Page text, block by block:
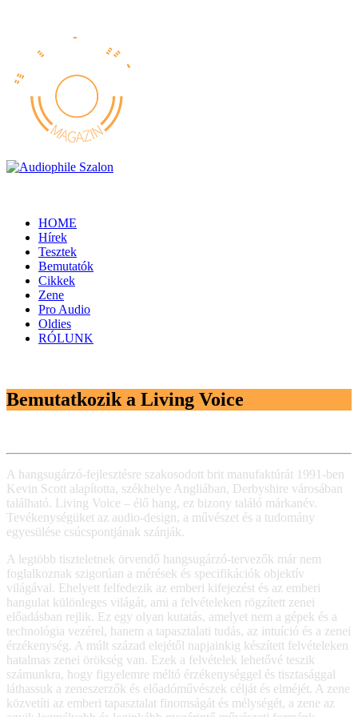
HOME
Hírek
Tesztek
Bemutatók
Cikkek
Zene
Pro Audio
Oldies
RÓLUNK
Bemutatkozik a Living Voice
A hangsugárzó-fejlesztésre szakosodott brit manufaktúrát 1991-ben
Kevin Scott alapította, székhelye Angliában, Derbyshire városában
található. Living Voice – élő hang, ez bizony találó márkanév.
Tevékenységüket az audio-design, a művészet és a tudomány
egyesülése csúcspontjának szánják.
A legtöbb tiszteletnek örvendő hangsugárzó-tervezők már nem
foglalkoznak szigorúan a mérések és specifikációk objektív
világával. Ehelyett felfedezik az emberi kifejezést és az emberi
hangulat különleges világát, ami a felvételeken rögzített zenei
előadásban rejlik. Ez egy olyan kutatás, amelyet nem a gépek és a
technológia vezérel, hanem a tapasztalati tudás, az intuíció és a zenei
érzékenység. A múlt század elejétől napjainkig készített felvételeken
hatalmas zenei örökség van. Ezek a felvételek lehetővé teszik
számunkra, hogy figyelemre méltó érzékenységgel és tisztasággal
láthassuk a zeneszerzők és előadóművészek célját és elméjét. A zene
közvetíti az emberi tapasztalat finomságát és mélységét, a zene az